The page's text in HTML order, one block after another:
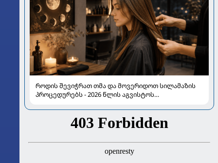
როდის შევიჭრათ თმა და მოვერიდოთ სილამაზის
პროცედურებს - 2026 წლის აგვისტოს